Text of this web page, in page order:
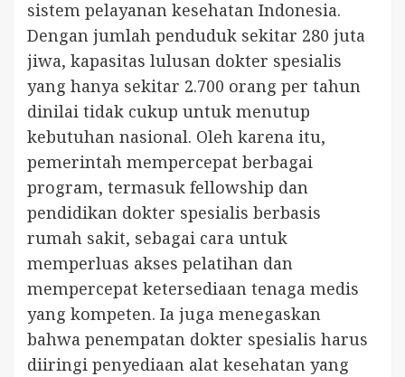
sistem pelayanan kesehatan Indonesia.
Dengan jumlah penduduk sekitar 280 juta
jiwa, kapasitas lulusan dokter spesialis
yang hanya sekitar 2.700 orang per tahun
dinilai tidak cukup untuk menutup
kebutuhan nasional. Oleh karena itu,
pemerintah mempercepat berbagai
program, termasuk fellowship dan
pendidikan dokter spesialis berbasis
rumah sakit, sebagai cara untuk
memperluas akses pelatihan dan
mempercepat ketersediaan tenaga medis
yang kompeten. Ia juga menegaskan
bahwa penempatan dokter spesialis harus
diiringi penyediaan alat kesehatan yang